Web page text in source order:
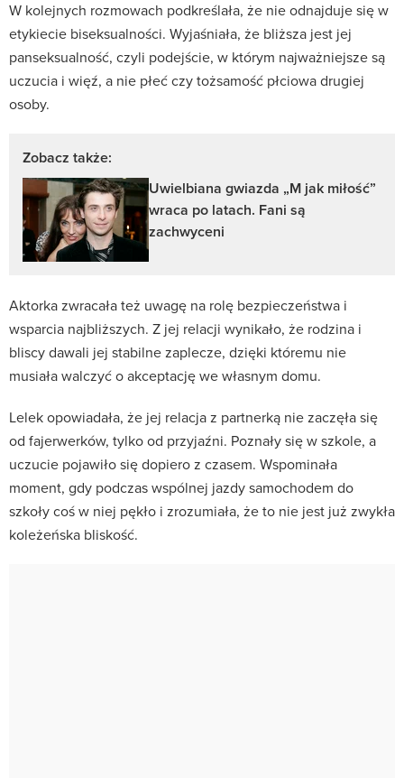
W kolejnych rozmowach podkreślała, że nie odnajduje się w
etykiecie biseksualności. Wyjaśniała, że bliższa jest jej
panseksualność, czyli podejście, w którym najważniejsze są
uczucia i więź, a nie płeć czy tożsamość płciowa drugiej
osoby.
Zobacz także:
Uwielbiana gwiazda „M jak miłość”
wraca po latach. Fani są
zachwyceni
Aktorka zwracała też uwagę na rolę bezpieczeństwa i
wsparcia najbliższych. Z jej relacji wynikało, że rodzina i
bliscy dawali jej stabilne zaplecze, dzięki któremu nie
musiała walczyć o akceptację we własnym domu.
Lelek opowiadała, że jej relacja z partnerką nie zaczęła się
od fajerwerków, tylko od przyjaźni. Poznały się w szkole, a
uczucie pojawiło się dopiero z czasem. Wspominała
moment, gdy podczas wspólnej jazdy samochodem do
szkoły coś w niej pękło i zrozumiała, że to nie jest już zwykła
koleżeńska bliskość.